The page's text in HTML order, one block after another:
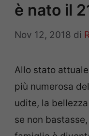
è nato il
Nov 12, 2018 di
Allo stato
più numerosa
udite, la
se non